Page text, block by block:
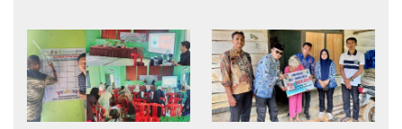
Pasar